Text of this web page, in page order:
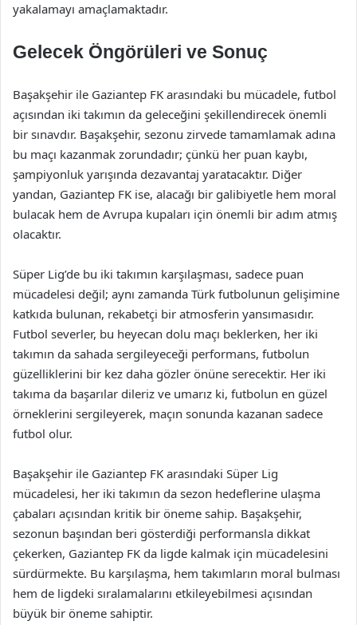
yakalamayı amaçlamaktadır.
Gelecek Öngörüleri ve Sonuç
Başakşehir ile Gaziantep FK arasındaki bu mücadele, futbol
açısından iki takımın da geleceğini şekillendirecek önemli
bir sınavdır. Başakşehir, sezonu zirvede tamamlamak adına
bu maçı kazanmak zorundadır; çünkü her puan kaybı,
şampiyonluk yarışında dezavantaj yaratacaktır. Diğer
yandan, Gaziantep FK ise, alacağı bir galibiyetle hem moral
bulacak hem de Avrupa kupaları için önemli bir adım atmış
olacaktır.
Süper Lig’de bu iki takımın karşılaşması, sadece puan
mücadelesi değil; aynı zamanda Türk futbolunun gelişimine
katkıda bulunan, rekabetçi bir atmosferin yansımasıdır.
Futbol severler, bu heyecan dolu maçı beklerken, her iki
takımın da sahada sergileyeceği performans, futbolun
güzelliklerini bir kez daha gözler önüne serecektir. Her iki
takıma da başarılar dileriz ve umarız ki, futbolun en güzel
örneklerini sergileyerek, maçın sonunda kazanan sadece
futbol olur.
Başakşehir ile Gaziantep FK arasındaki Süper Lig
mücadelesi, her iki takımın da sezon hedeflerine ulaşma
çabaları açısından kritik bir öneme sahip. Başakşehir,
sezonun başından beri gösterdiği performansla dikkat
çekerken, Gaziantep FK da ligde kalmak için mücadelesini
sürdürmekte. Bu karşılaşma, hem takımların moral bulması
hem de ligdeki sıralamalarını etkileyebilmesi açısından
büyük bir öneme sahiptir.